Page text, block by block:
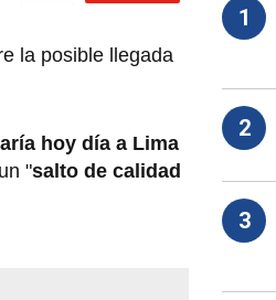
la posible llegada
hoy día a Lima
"salto de calidad
1
2
3